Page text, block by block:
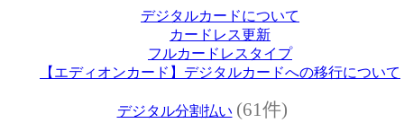
デジタルカードについて
カードレス更新
フルカードレスタイプ
【エディオンカード】デジタルカードへの移行について
デジタル分割払い (61件)